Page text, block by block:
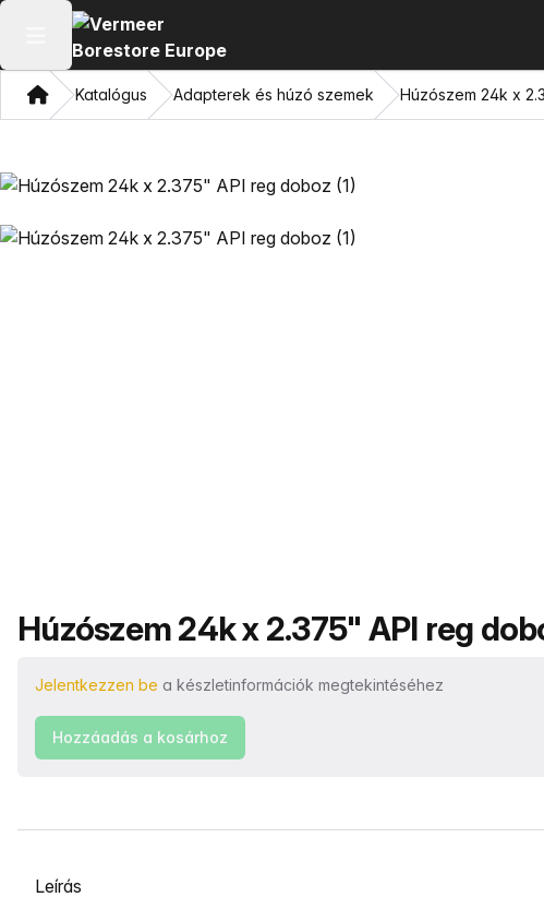
Főmenü megnyitása
OtthonKatalógus Adapterek és húzó szemek Húzószem 24k x
Termék neve
Húzószem 24k x 2.375" API reg
Jelentkezzen be a készletinformációk megtekintéséhez
Hozzáadás a kosárhoz
Válasszon ki egy lapot